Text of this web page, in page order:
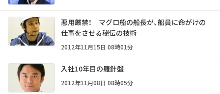
悪用厳禁！ マグロ船の船長が、船員に命がけの
仕事をさせる秘伝の技術
2012年11月15日 08時01分
入社10年目の羅針盤
2012年11月08日 08時05分